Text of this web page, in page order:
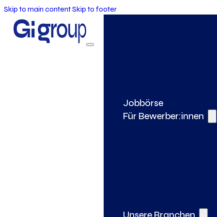
Skip to main contentSkip to footer
Jobbörse
Für Bewerber:innen